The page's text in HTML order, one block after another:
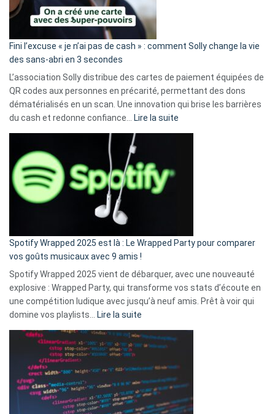
Fini l’excuse « je n’ai pas de cash » : comment Solly change la vie
des sans-abri en 3 secondes
L’association Solly distribue des cartes de paiement équipées de
QR codes aux personnes en précarité, permettant des dons
dématérialisés en un scan. Une innovation qui brise les barrières
du cash et redonne confiance… Lire la suite
Fini
»
Solly
change
la
des
3
secondes
Spotify Wrapped 2025 est là : Le Wrapped Party pour comparer
vos goûts musicaux avec 9 amis !
Spotify Wrapped 2025 vient de débarquer, avec une nouveauté
explosive : Wrapped Party, qui transforme vos stats d’écoute en
une compétition ludique avec jusqu’à neuf amis. Prêt à voir qui
domine vos playlists… Lire la suite
Spotify
Wrapped
est
là
:
Le